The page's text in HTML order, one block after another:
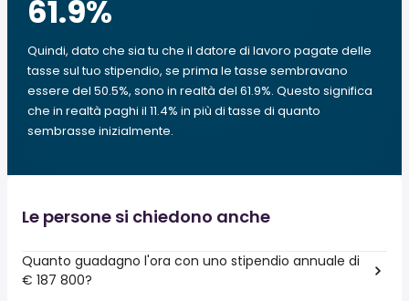
61.9%
Quindi, dato che sia tu che il datore di lavoro pagate delle
tasse sul tuo stipendio, se prima le tasse sembravano
essere del 50.5%, sono in realtà del 61.9%. Questo significa
che in realtà paghi il 11.4% in più di tasse di quanto
sembrasse inizialmente.
Le persone si chiedono anche
Quanto guadagno l'ora con uno stipendio annuale di
€ 187 800?